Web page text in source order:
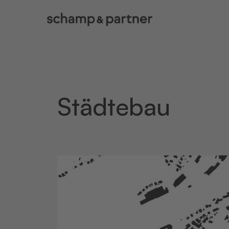
Städtebau